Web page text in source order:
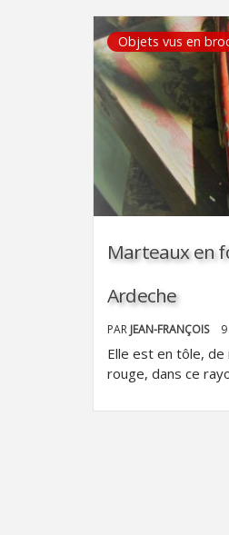
Objets vus en
Marteaux en
Ardeche
PAR JEAN-FRANÇOIS
Elle est en tôle, de
rouge, dans ce